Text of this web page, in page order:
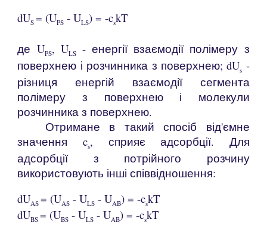
dUS= (UPS - ULS) = -cskT
де UPS, ULS- енергії взаємодії полімеру з
поверхнею і розчинника з поверхнею;dUs -
різниця енергій взаємодії сегмента
полімеру з поверхнею і молекули
розчинника з поверхнею.
Отримане в такий спосіб від'ємне
значення cs, сприяє адсорбції. Для
адсорбції з потрійного розчину
використовують інші співвідношення:
dUAS= (UAS - ULS - UAB) = -cskT
dUBS= (UBS - ULS - UAB) = -cskT